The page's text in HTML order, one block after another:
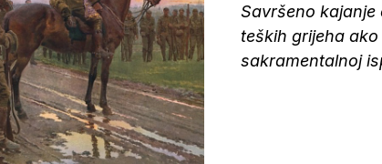
Savršeno kajanje
teških grijeha
sakramentalnoj